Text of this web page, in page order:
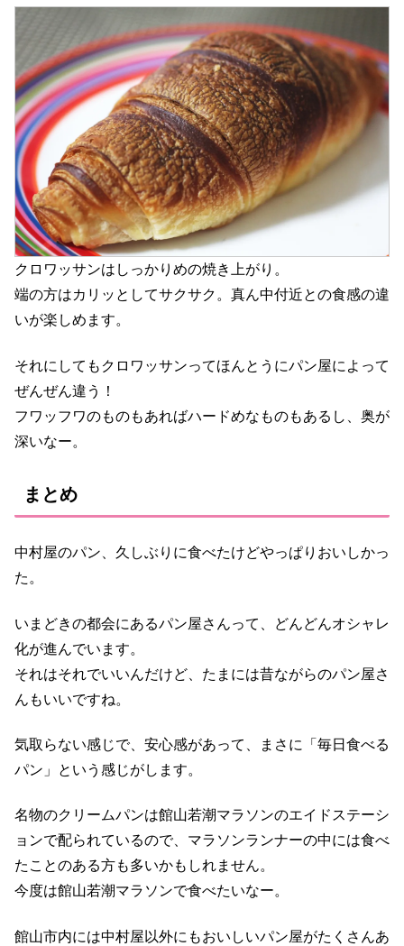
クロワッサンはしっかりめの焼き上がり。
端の方はカリッとしてサクサク。真ん中付近との食感の違
いが楽しめます。
それにしてもクロワッサンってほんとうにパン屋によって
ぜんぜん違う！
フワッフワのものもあればハードめなものもあるし、奥が
深いなー。
まとめ
中村屋のパン、久しぶりに食べたけどやっぱりおいしかっ
た。
いまどきの都会にあるパン屋さんって、どんどんオシャレ
化が進んでいます。
それはそれでいいんだけど、たまには昔ながらのパン屋さ
んもいいですね。
気取らない感じで、安心感があって、まさに「毎日食べる
パン」という感じがします。
名物のクリームパンは館山若潮マラソンのエイドステーシ
ョンで配られているので、マラソンランナーの中には食べ
たことのある方も多いかもしれません。
今度は館山若潮マラソンで食べたいなー。
館山市内には中村屋以外にもおいしいパン屋がたくさんあ